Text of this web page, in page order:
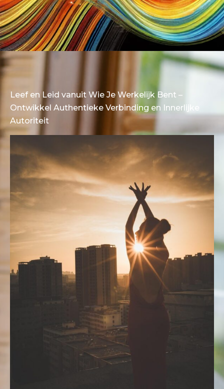
Leef en Leid vanuit Wie Je Werkelijk Bent –
Ontwikkel Authentieke Verbinding en Innerlijke
Autoriteit